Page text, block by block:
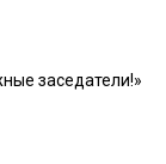
заседатели!»